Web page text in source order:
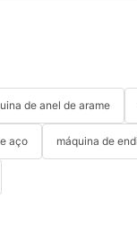
de anel de arame
aço máquina de